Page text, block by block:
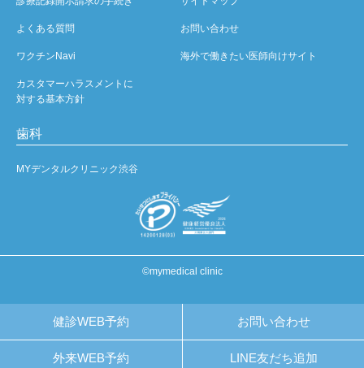
健診WEB予約 お問い合わせ
外来WEB予約 LINE友だち追加
よくある質問 お問い合わせ
ワクチンNavi 海外で働きたい医師向けサイト
カスタマーハラスメントに
対する基本方針
歯科
MYデンタルクリニック渋谷
©mymedical clinic